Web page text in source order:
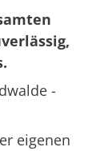
-
eigenen